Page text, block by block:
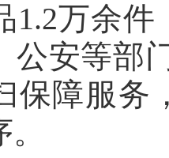
1.2万余
公安等部
保障服务